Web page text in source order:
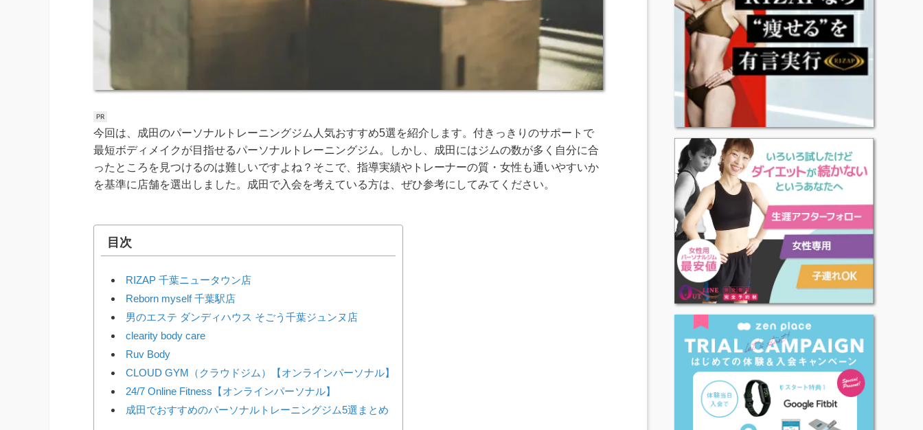
今回は、成田のパーソナルトレーニングジム人気おすすめ5選を紹介します。付きっきりのサポートで
最短ボディメイクが目指せるパーソナルトレーニングジム。しかし、成田にはジムの数が多く自分に合
ったところを見つけるのは難しいですよね？そこで、指導実績やトレーナーの質・女性も通いやすいか
を基準に店舗を選出しました。成田で入会を考えている方は、ぜひ参考にしてみてください。
目次
RIZAP 千葉ニュータウン店
Reborn myself 千葉駅店
男のエステ ダンディハウス そごう千葉ジュンヌ店
clearity body care
Ruv Body
CLOUD GYM（クラウドジム）【オンラインパーソナル】
24/7 Online Fitness【オンラインパーソナル】
成田でおすすめのパーソナルトレーニングジム5選まとめ